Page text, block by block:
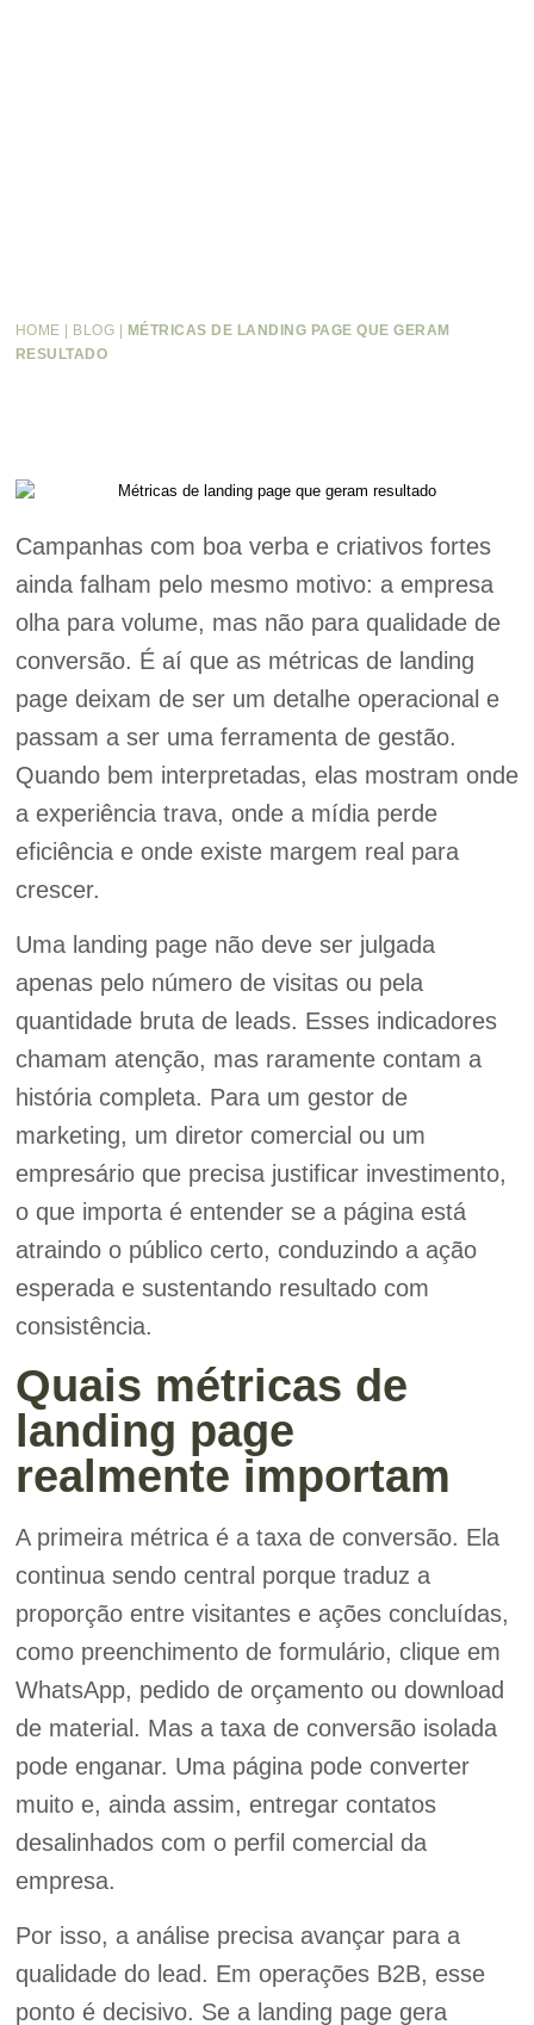
HOME BLOG
MÉTRICAS DE LANDING PAGE QUE GERAM
RESULTADO
Campanhas com boa verba e criativos fortes
ainda falham pelo mesmo motivo: a empresa
olha para volume, mas não para qualidade de
conversão. É aí que as métricas de landing
page deixam de ser um detalhe operacional e
passam a ser uma ferramenta de gestão.
Quando bem interpretadas, elas mostram onde
a experiência trava, onde a mídia perde
eficiência e onde existe margem real para
crescer.
Uma landing page não deve ser julgada
apenas pelo número de visitas ou pela
quantidade bruta de leads. Esses indicadores
chamam atenção, mas raramente contam a
história completa. Para um gestor de
marketing, um diretor comercial ou um
empresário que precisa justificar investimento,
o que importa é entender se a página está
atraindo o público certo, conduzindo a ação
esperada e sustentando resultado com
consistência.
Quais métricas de
landing page
realmente importam
A primeira métrica é a taxa de conversão. Ela
continua sendo central porque traduz a
proporção entre visitantes e ações concluídas,
como preenchimento de formulário, clique em
WhatsApp, pedido de orçamento ou download
de material. Mas a taxa de conversão isolada
pode enganar. Uma página pode converter
muito e, ainda assim, entregar contatos
desalinhados com o perfil comercial da
empresa.
Por isso, a análise precisa avançar para a
qualidade do lead. Em operações B2B, esse
ponto é decisivo. Se a landing page gera